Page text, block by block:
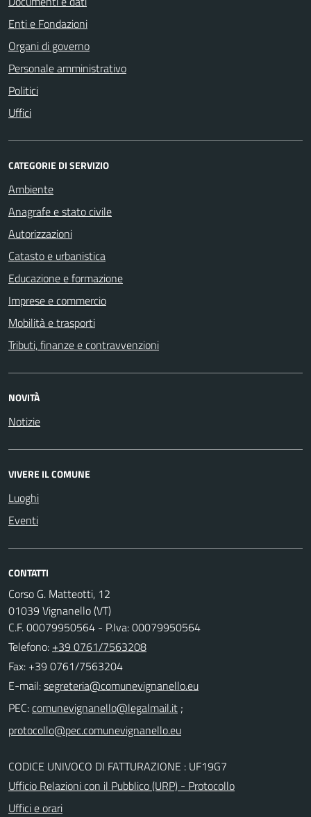
Enti e Fondazioni
Organi di governo
Personale amministrativo
Politici
Uffici
CATEGORIE DI SERVIZIO
Ambiente
Anagrafe e stato civile
Autorizzazioni
Catasto e urbanistica
Educazione e formazione
Imprese e commercio
Mobilità e trasporti
Tributi, finanze e contravvenzioni
NOVITÀ
Notizie
VIVERE IL COMUNE
Luoghi
Eventi
CONTATTI
Corso G. Matteotti, 12
01039 Vignanello (VT)
C.F. 00079950564 - P.Iva: 00079950564
Telefono: +39 0761/7563208
Fax: +39 0761/7563204
E-mail:
PEC:
;
CODICE UNIVOCO DI FATTURAZIONE : UF19G7
Ufficio Relazioni con il Pubblico (URP) - Protocollo
Uffici e orari